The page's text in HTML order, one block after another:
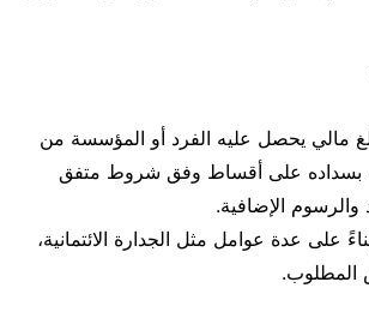
مالي يحصل عليه الفرد أو المؤسسة من
بسداده على أقساط وفق شروط متفق
والرسوم الإضافية.
على عدة عوامل مثل الجدارة الائتمانية،
المطلوب.